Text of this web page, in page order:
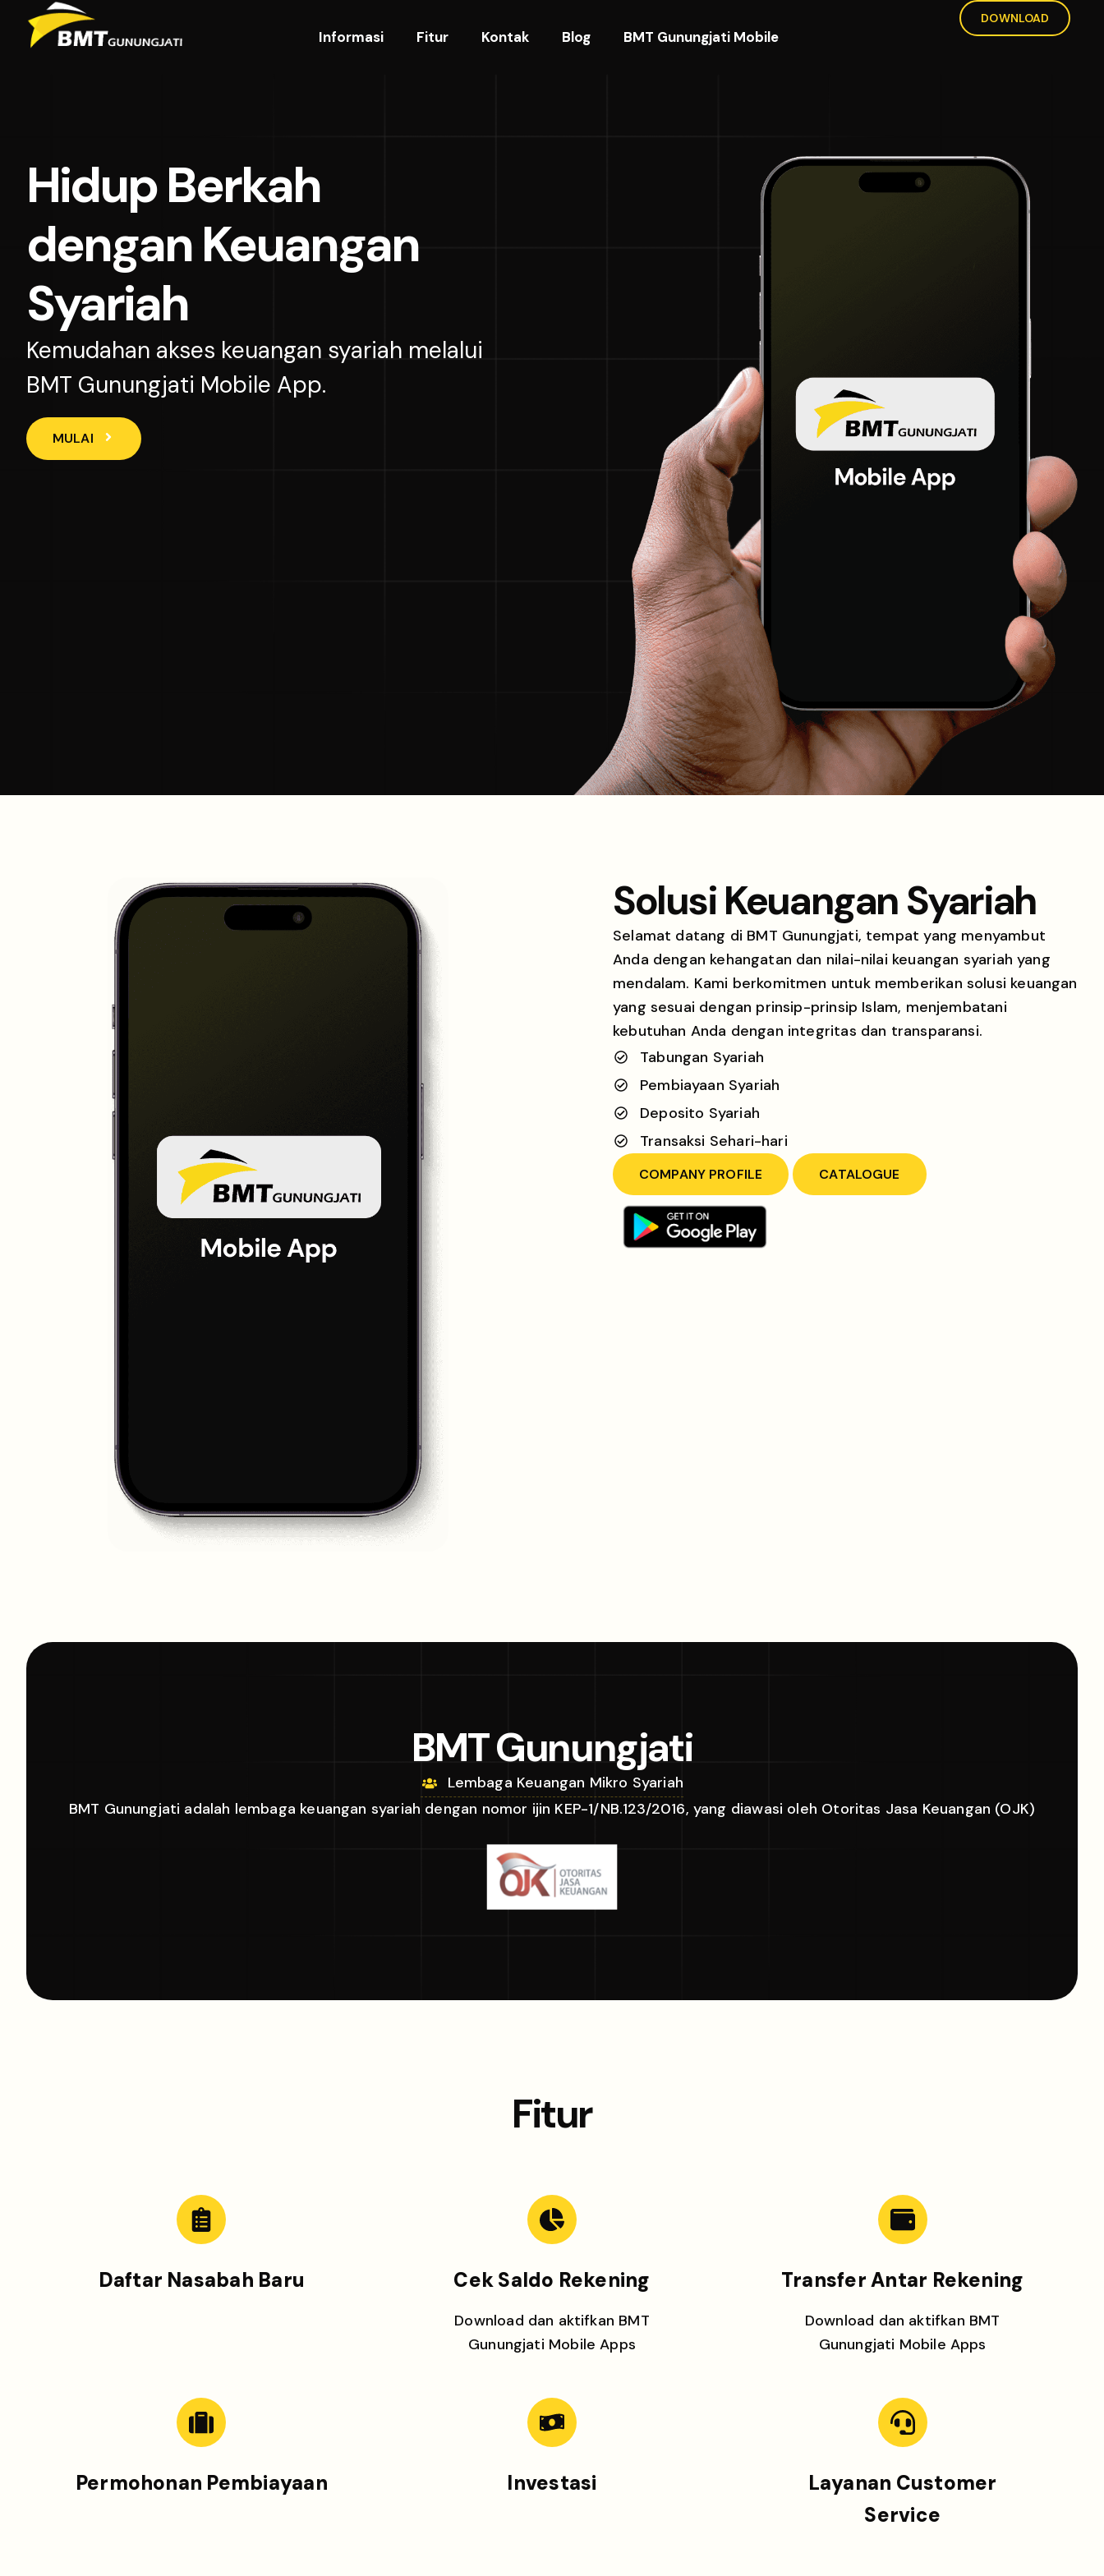
Informasi Fitur Kontak Blog BMT Gunungjati Mobile
DOWNLOAD
Hidup Berkah
dengan Keuangan
Syariah
Kemudahan akses keuangan syariah melalui
BMT Gunungjati Mobile App.
MULAI
Solusi Keuangan Syariah
Selamat datang di BMT Gunungjati, tempat yang menyambut
Anda dengan kehangatan dan nilai-nilai keuangan syariah yang
mendalam. Kami berkomitmen untuk memberikan solusi keuangan
yang sesuai dengan prinsip-prinsip Islam, menjembatani
kebutuhan Anda dengan integritas dan transparansi.
Tabungan Syariah
Pembiayaan Syariah
Deposito Syariah
Transaksi Sehari-hari
COMPANY PROFILE CATALOGUE
BMT Gunungjati
Lembaga Keuangan Mikro Syariah
BMT Gunungjati adalah lembaga keuangan syariah dengan nomor ijin KEP-1/NB.123/2016, yang diawasi oleh Otoritas Jasa Keuangan (OJK)
Fitur
Daftar Nasabah Baru Cek Saldo Rekening
Download dan aktifkan BMT
Gunungjati Mobile Apps
Transfer Antar Rekening
Download dan aktifkan BMT
Gunungjati Mobile Apps
Permohonan Pembiayaan Investasi
Layanan Customer
Service